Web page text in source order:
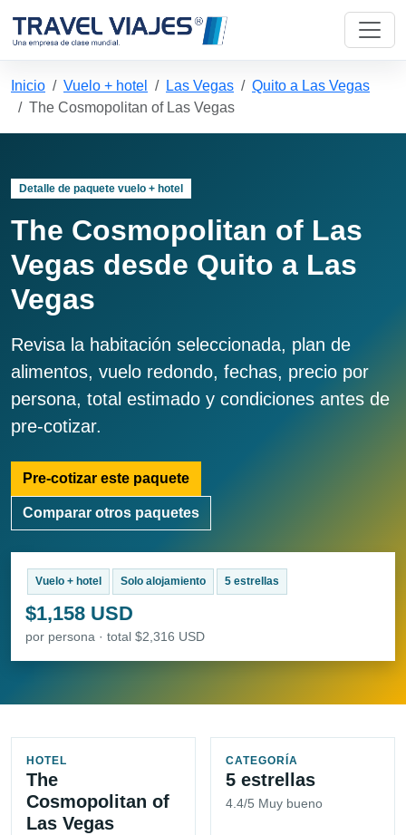
Inicio Vuelo + hotel Las Vegas
Quito a Las Vegas
The Cosmopolitan of Las Vegas
Detalle de paquete vuelo + hotel
The Cosmopolitan of Las
Vegas desde Quito a Las
Vegas
Revisa la habitación seleccionada, plan de
alimentos, vuelo redondo, fechas, precio por
persona, total estimado y condiciones antes de
pre-cotizar.
Pre-cotizar este paquete
Comparar otros paquetes
Vuelo + hotel Solo alojamiento 5 estrellas
$1,158 USD
por persona · total $2,316 USD
HOTEL
The
Cosmopolitan of
Las Vegas
CATEGORÍA
5 estrellas
4.4/5 Muy bueno